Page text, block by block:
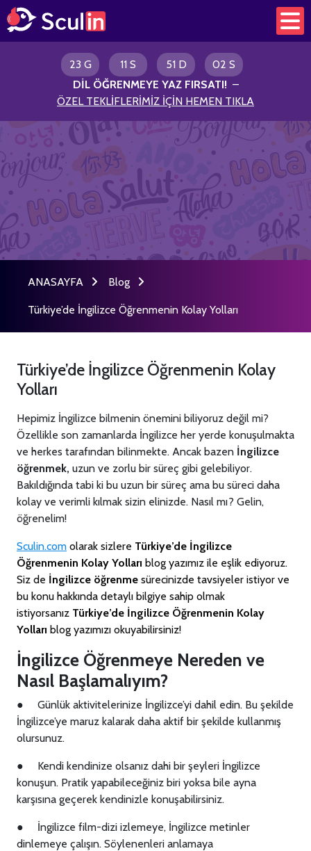
23 G 11 S 51 D
02 S
DİL ÖĞRENMEYE YAZ FIRSATI! –
ÖZEL TEKLİFLERİMİZ İÇİN HEMEN TIKLA
ANASAYFA Blog
Türkiye’de İngilizce Öğrenmenin Kolay Yolları
Türkiye’de İngilizce Öğrenmenin Kolay
Yolları
Hepimiz İngilizce bilmenin önemini biliyoruz değil mi?
Özellikle son zamanlarda İngilizce her yerde konuşulmakta
ve herkes tarafından bilinmekte. Ancak bazen İngilizce
öğrenmek, uzun ve zorlu bir süreç gibi gelebiliyor.
Bakıldığında tabi ki bu uzun bir süreç ama bu süreci daha
kolay ve verimli kılmak sizin elinizde. Nasıl mı? Gelin,
öğrenelim!
Sculin.com olarak sizlere Türkiye’de İngilizce
Öğrenmenin Kolay Yolları blog yazımız ile eşlik ediyoruz.
Siz de İngilizce öğrenme sürecinizde tavsiyeler istiyor ve
bu konu hakkında detaylı bilgiye sahip olmak
istiyorsanız Türkiye’de İngilizce Öğrenmenin Kolay
Yolları blog yazımızı okuyabilirsiniz!
İngilizce Öğrenmeye Nereden ve
Nasıl Başlamalıyım?
● Günlük aktivitelerinize İngilizce’yi dahil edin. Bu şekilde
İngilizce’ye maruz kalarak daha aktif bir şekilde kullanmış
olursunuz.
● Kendi kendinize olsanız dahi bir şeyleri İngilizce
konuşun. Pratik yapabileceğiniz biri yoksa bile ayna
karşısına geçerek kendinizle konuşabilirsiniz.
● İngilizce film-dizi izlemeye, İngilizce metinler
dinlemeye çalışın. Söylenenleri anlamaya